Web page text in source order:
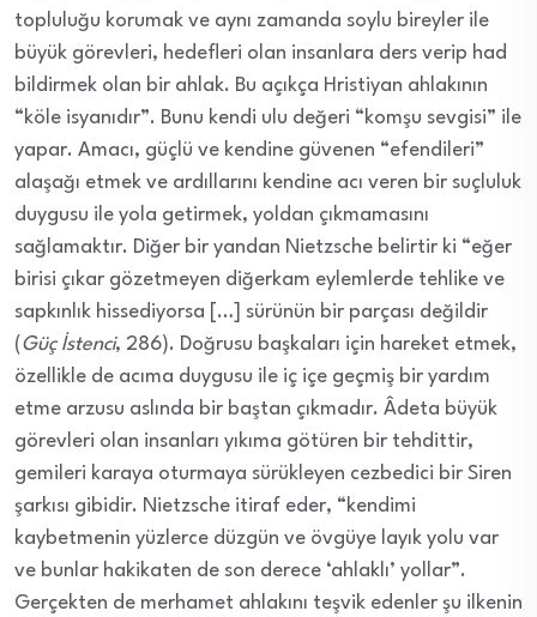
topluluğu korumak ve aynı zamanda soylu bireyler ile
büyük görevleri, hedefleri olan insanlara ders verip had
bildirmek olan bir ahlak. Bu açıkça Hristiyan ahlakının
“köle isyanıdır”. Bunu kendi ulu değeri “komşu sevgisi” ile
yapar. Amacı, güçlü ve kendine güvenen “efendileri”
alaşağı etmek ve ardıllarını kendine acı veren bir suçluluk
duygusu ile yola getirmek, yoldan çıkmamasını
sağlamaktır. Diğer bir yandan Nietzsche belirtir ki “eğer
birisi çıkar gözetmeyen diğerkam eylemlerde tehlike ve
sapkınlık hissediyorsa […] sürünün bir parçası değildir
(Güç İstenci, 286). Doğrusu başkaları için hareket etmek,
özellikle de acıma duygusu ile iç içe geçmiş bir yardım
etme arzusu aslında bir baştan çıkmadır. Âdeta büyük
görevleri olan insanları yıkıma götüren bir tehdittir,
gemileri karaya oturmaya sürükleyen cezbedici bir Siren
şarkısı gibidir. Nietzsche itiraf eder, “kendimi
kaybetmenin yüzlerce düzgün ve övgüye layık yolu var
ve bunlar hakikaten de son derece ‘ahlaklı’ yollar”.
Gerçekten de merhamet ahlakını teşvik edenler şu ilkenin